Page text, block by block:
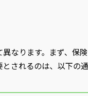
なります。まず、保
されるのは、以下の通